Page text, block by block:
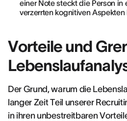
einer Note steckt die Person in
verzerrten kognitiven Aspekten
Vorteile und
Der Grund, warum die
langer Zeit Teil unserer
in ihren unbestreitbaren